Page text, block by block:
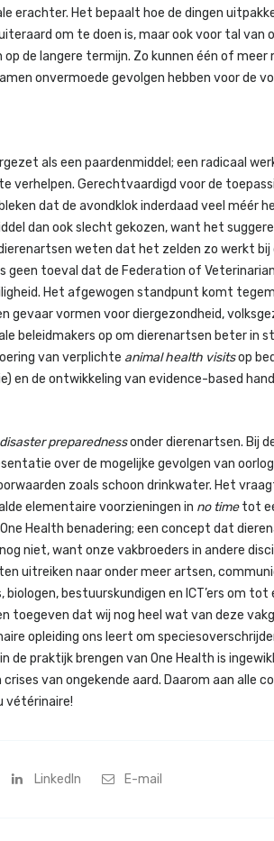
erachter. Het bepaalt hoe de dingen
om te doen is, maar ook voor tal van
op de langere termijn. Zo kunnen één of
onvermoede gevolgen hebben voor de
als een paardenmiddel; een radicaal
verhelpen. Gerechtvaardigd voor de
dat de avondklok inderdaad veel méér
dan ook slecht gekozen, want het
weten dat het zelden zo werkt bij
geen toeval dat de Federation of
Het afgewogen standpunt komt
vormen voor diergezondheid,
beleidmakers op om dierenartsen beter
van verplichte animal health visitsop
en de ontwikkeling van evidence-based
disaster preparednessonder dierenartsen. Bij
over de mogelijke gevolgen van
zoals schoon drinkwater. Het
elementaire voorzieningen in no timetot
Health benadering; een concept dat
niet, want onze vakbroeders in andere
uitreiken naar onder meer artsen,
bestuurskundigen en ICT’ers om
toegeven dat wij nog heel wat van deze
opleiding ons leert om
de praktijk brengen van One Health is
van ongekende aard. Daarom aan alle
vétérinaire!
LinkedIn E-mail